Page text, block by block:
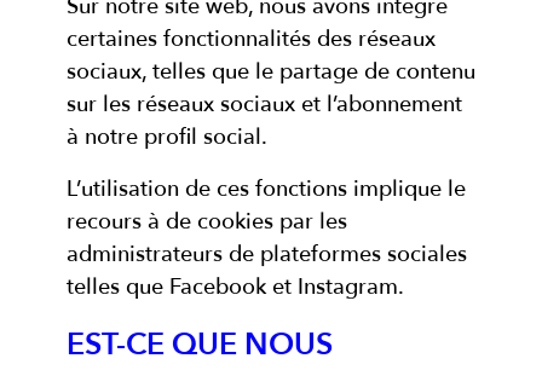
Sur notre site web, nous avons intégré
certaines fonctionnalités des réseaux
sociaux, telles que le partage de contenu
sur les réseaux sociaux et l’abonnement
à notre profil social.
L’utilisation de ces fonctions implique le
recours à de cookies par les
administrateurs de plateformes sociales
telles que Facebook et Instagram.
EST-CE QUE NOUS